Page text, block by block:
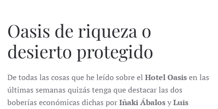
Oasis de riqueza o
desierto protegido
De todas las cosas que he leído sobre el Hotel Oasisen las
últimas semanas quizás tenga que destacar las dos
boberías económicas dichas porIñaki ÁbalosyLuis